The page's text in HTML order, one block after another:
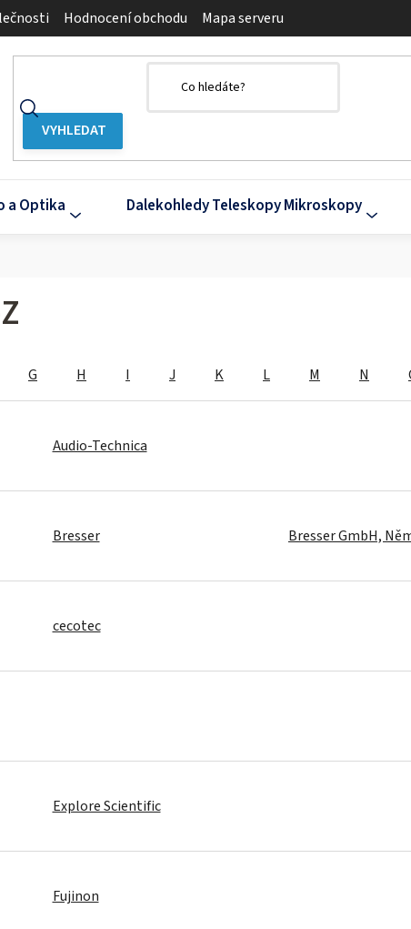
Hodnocení obchodu Mapa serveru
a Optika Dalekohledy Teleskopy Mikroskopy
G H I J K L M N
Audio-Technica
Bresser Bresser GmbH,
cecotec
Explore Scientific
Fujinon